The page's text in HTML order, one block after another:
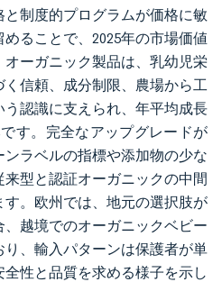
制度的プログラムが価格に敏
ることで、2025年の市場価値
オーガニック製品は、乳幼児栄
信頼、成分制限、農場から工
認識に支えられ、年平均成長
す。完全なアップグレードが
ラベルの指標や添加物の少な
型と認証オーガニックの中間
。欧州では、地元の選択肢が
越境でのオーガニックベビー
、輸入パターンは保護者が単
性と品質を求める様子を示し